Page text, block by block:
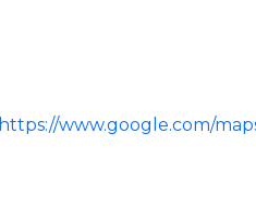
https://www.google.com/